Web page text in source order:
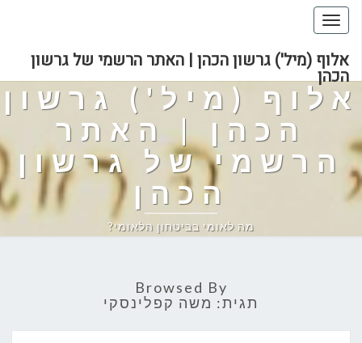
Toggle
navigation
אלוף (מיל') גרשון הכהן | האתר הרשמי של גרשון
הכהן
אלוף (מיל') גרשון
הכהן | האתר
הרשמי של גרשון
הכהן
מה לאומי בביטחון הלאומי?
Browsed By
תגית: משה קפלינסקי